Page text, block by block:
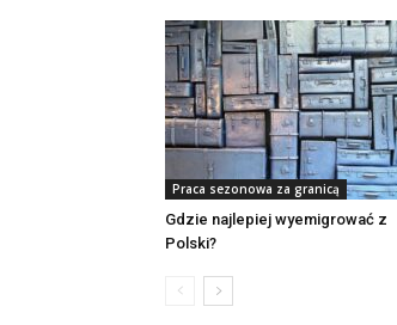
Praca sezonowa za granicą
Gdzie najlepiej wyemigrować z
Polski?